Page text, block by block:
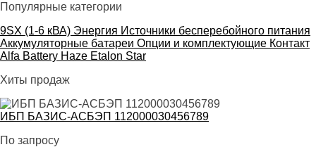
Популярные категории
9SX (1-6 кВА) Энергия Источники бесперебойного питания
Аккумуляторные батареи Опции и комплектующие Контакт
Alfa Battery Haze Etalon Star
Хиты продаж
ИБП БАЗИС-АСБЭП 112000030456789
По запросу